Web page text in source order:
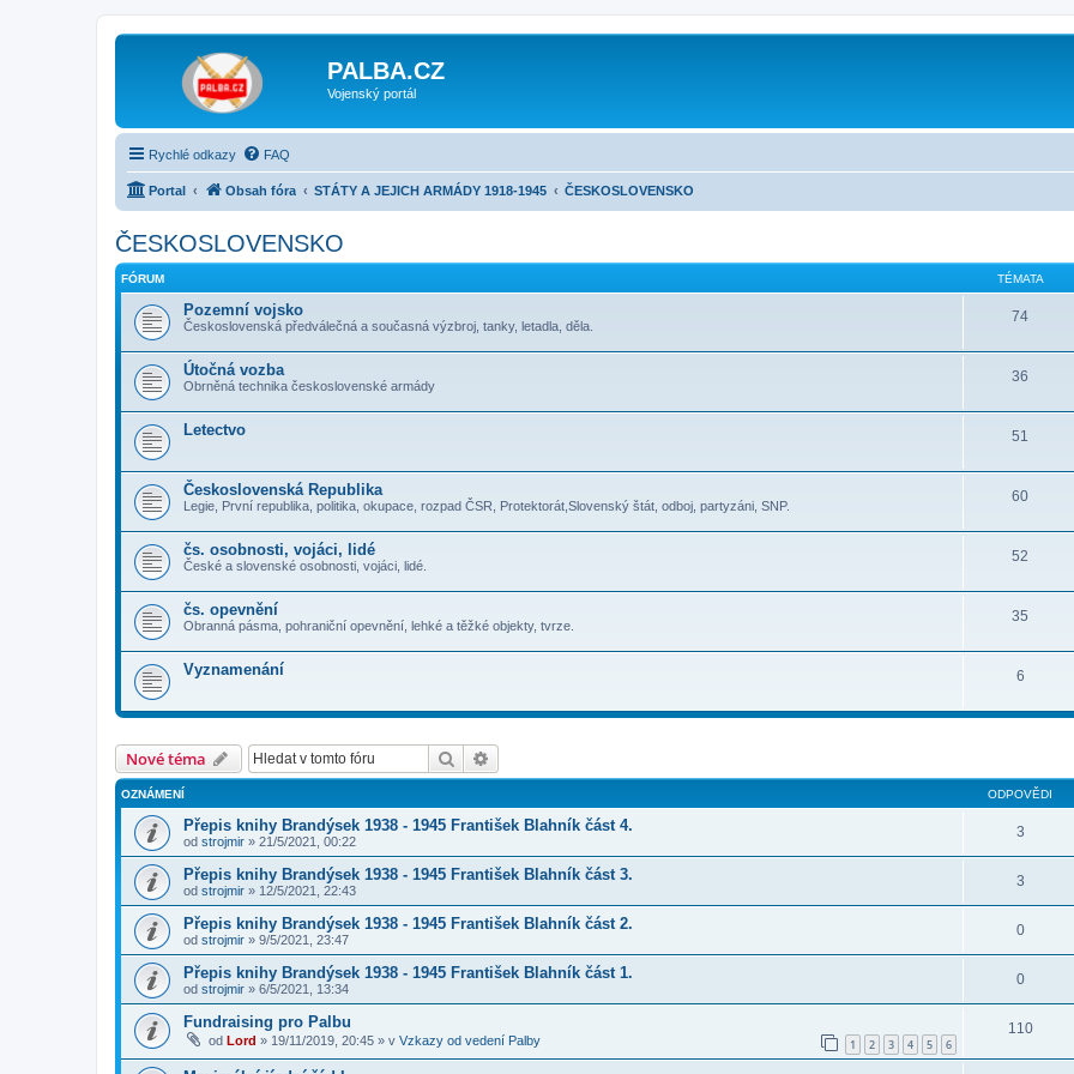
PALBA.CZ
Vojenský portál
Rychlé odkazy FAQ
Portal Obsah fóra STÁTY A JEJICH ARMÁDY 1918-1945 ČESKOSLOVENSKO
ČESKOSLOVENSKO
FÓRUM TÉMATA
Pozemní vojsko
Československá předválečná a současná výzbroj, tanky, letadla, děla.
74
Útočná vozba
Obrněná technika československé armády
36
Letectvo 51
Československá Republika
Legie, První republika, politika, okupace, rozpad ČSR, Protektorát,Slovenský štát, odboj, partyzáni, SNP.
60
čs. osobnosti, vojáci, lidé
České a slovenské osobnosti, vojáci, lidé.
52
čs. opevnění
Obranná pásma, pohraniční opevnění, lehké a těžké objekty, tvrze.
35
Vyznamenání 6
Nové téma Hledat
OZNÁMENÍ ODPOVĚDI
Přepis knihy Brandýsek 1938 - 1945 František Blahník část 4.
od strojmir » 21/5/2021, 00:22
3
Přepis knihy Brandýsek 1938 - 1945 František Blahník část 3.
od strojmir » 12/5/2021, 22:43
3
Přepis knihy Brandýsek 1938 - 1945 František Blahník část 2.
od strojmir » 9/5/2021, 23:47
0
Přepis knihy Brandýsek 1938 - 1945 František Blahník část 1.
od strojmir » 6/5/2021, 13:34
0
Fundraising pro Palbu
od Lord » 19/11/2019, 20:45 » v Vzkazy od vedení Palby 1 2 3 4 5 6
110